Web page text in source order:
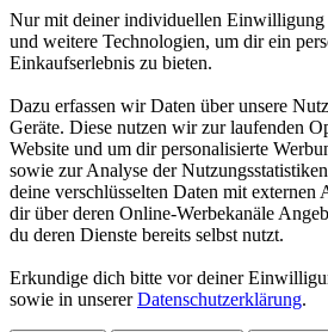
Nur mit deiner individuellen
und weitere Technologien, um dir ein
Einkaufserlebnis zu bieten.
Dazu erfassen wir Daten über unsere
Geräte. Diese nutzen wir zur laufenden
Website und um dir personalisierte
sowie zur Analyse der
deine verschlüsselten Daten mit externen
dir über deren Online-Werbekanäle
du deren Dienste bereits selbst nutzt.
Erkundige dich bitte vor deiner
sowie in unsererDatenschutzerklärung.